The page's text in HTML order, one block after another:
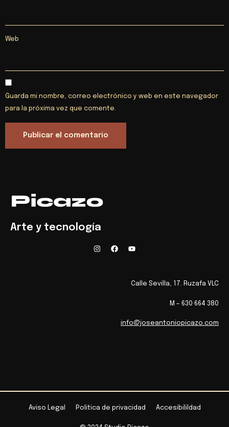
Web
Guarda mi nombre, correo electrónico y web en este navegador
para la próxima vez que comente.
Arte y tecnología
Calle Sevilla, 17. Ruzafa VLC
M – 630 664 380
info@joseantoniopicazo.com
Aviso Legal Politica de privacidad Accesibilildad